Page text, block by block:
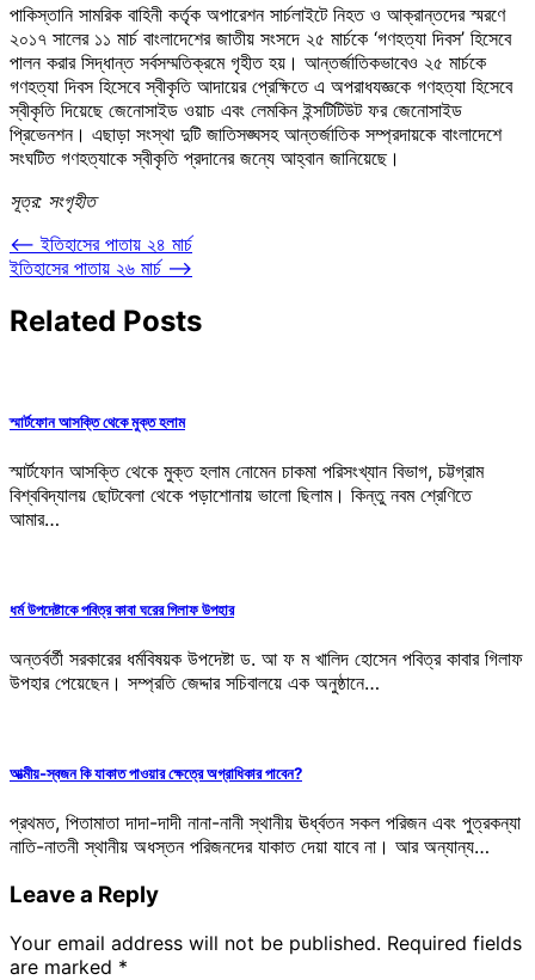
পাকিস্তানি সামরিক বাহিনী কর্তৃক অপারেশন সার্চলাইটে নিহত ও আক্রান্তদের স্মরণে
২০১৭ সালের ১১ মার্চ বাংলাদেশের জাতীয় সংসদে ২৫ মার্চকে ‘গণহত্যা দিবস’ হিসেবে
পালন করার সিদ্ধান্ত সর্বসম্মতিক্রমে গৃহীত হয়। আন্তর্জাতিকভাবেও ২৫ মার্চকে
গণহত্যা দিবস হিসেবে স্বীকৃতি আদায়ের প্রেক্ষিতে এ অপরাধযজ্ঞকে গণহত্যা হিসেবে
স্বীকৃতি দিয়েছে জেনোসাইড ওয়াচ এবং লেমকিন ইন্সটিটিউট ফর জেনোসাইড
প্রিভেনশন। এছাড়া সংস্থা দুটি জাতিসঙ্ঘসহ আন্তর্জাতিক সম্প্রদায়কে বাংলাদেশে
সংঘটিত গণহত্যাকে স্বীকৃতি প্রদানের জন্যে আহ্বান জানিয়েছে।
সূত্র: সংগৃহীত
Post
navigation
⟵ ইতিহাসের পাতায় ২৪ মার্চ
ইতিহাসের পাতায় ২৬ মার্চ ⟶
Related Posts
স্মার্টফোন আসক্তি থেকে মুক্ত হলাম
স্মার্টফোন আসক্তি থেকে মুক্ত হলাম নোমেন চাকমা পরিসংখ্যান বিভাগ, চট্টগ্রাম
বিশ্ববিদ্যালয় ছোটবেলা থেকে পড়াশোনায় ভালো ছিলাম। কিন্তু নবম শ্রেণিতে
আমার…
ধর্ম উপদেষ্টাকে পবিত্র কাবা ঘরের গিলাফ উপহার
অন্তর্বর্তী সরকারের ধর্মবিষয়ক উপদেষ্টা ড. আ ফ ম খালিদ হোসেন পবিত্র কাবার গিলাফ
উপহার পেয়েছেন। সম্প্রতি জেদ্দার সচিবালয়ে এক অনুষ্ঠানে…
আত্মীয়-স্বজন কি যাকাত পাওয়ার ক্ষেত্রে অগ্রাধিকার পাবেন?
প্রথমত, পিতামাতা দাদা-দাদী নানা-নানী স্থানীয় ঊর্ধ্বতন সকল পরিজন এবং পুত্রকন্যা
নাতি-নাতনী স্থানীয় অধস্তন পরিজনদের যাকাত দেয়া যাবে না। আর অন্যান্য…
Leave a Reply
Your email address will not be published. Required fields
are marked *